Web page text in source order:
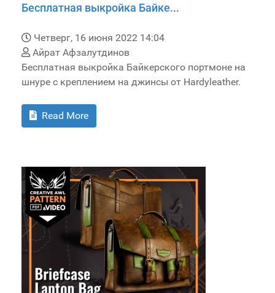
Бесплатная выкройка Байке...
Четверг, 16 июня 2022 14:04
Айрат Афзалутдинов
Бесплатная выкройка Байкерского портмоне на
шнуре с креплением на джинсы от Hardyleather.
Read More